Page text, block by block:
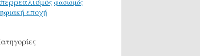
φασισμός
εποχή